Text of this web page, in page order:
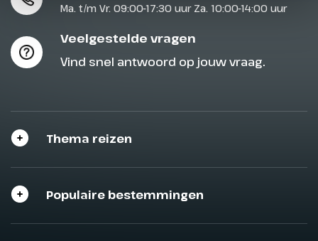
Ma. t/m Vr. 09:00-17:30 uur Za. 10:00-14:00 uur
Veelgestelde vragen
Vind snel antwoord op jouw vraag.
Thema reizen
Populaire bestemmingen